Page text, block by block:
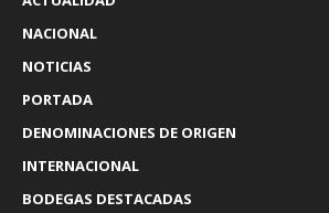
NACIONAL
NOTICIAS
PORTADA
DENOMINACIONES DE ORIGEN
INTERNACIONAL
BODEGAS DESTACADAS